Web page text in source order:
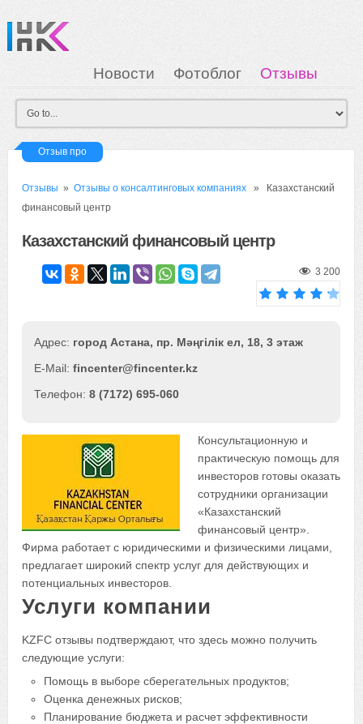
Новости Фотоблог
Отзывы
Загрузка
Мои Картинки Вход
Отзыв про
Отзывы »Отзывы о консалтинговых компаниях » Казахстанский
финансовый центр
Казахстанский финансовый центр
3 200
город Астана, пр. Мәңгілік ел, 18, 3 этаж
fincenter@fincenter.kz
8 (7172) 695-060
Консультационную и
практическую помощь для
инвесторов готовы оказать
сотрудники организации
«Казахстанский
финансовый центр».
Фирма работает с юридическими и физическими лицами,
предлагает широкий спектр услуг для действующих и
потенциальных инвесторов.
Услуги компании
KZFC отзывы подтверждают, что здесь можно получить
следующие услуги:
Помощь в выборе сберегательных продуктов;
Оценка денежных рисков;
Планирование бюджета и расчет эффективности